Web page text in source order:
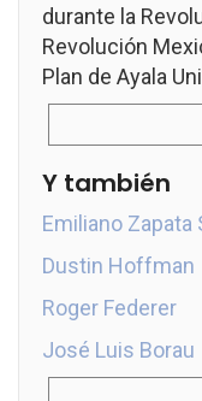
durante la
Revolución
Plan de Ayala
Y también
Emiliano Zapata
Dustin Hoffman
Roger Federer
José Luis Borau